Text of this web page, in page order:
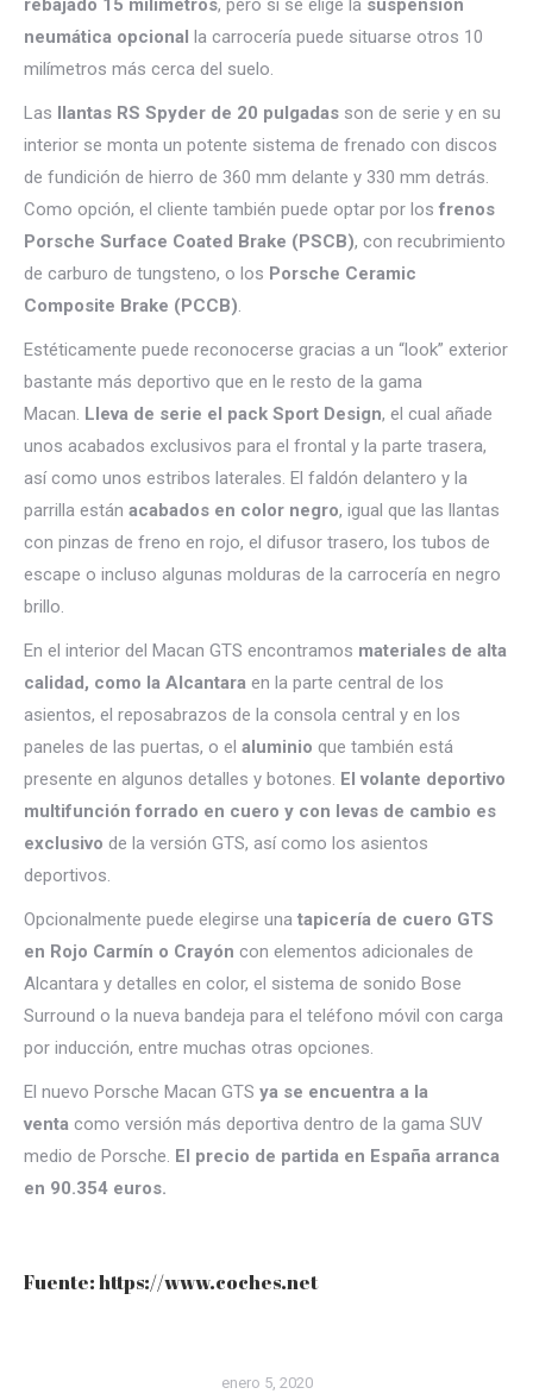
rebajado 15 milímetros, pero si se elige la suspensión
neumática opcional la carrocería puede situarse otros 10
milímetros más cerca del suelo.
Las llantas RS Spyder de 20 pulgadas son de serie y en su
interior se monta un potente sistema de frenado con discos
de fundición de hierro de 360 mm delante y 330 mm detrás.
Como opción, el cliente también puede optar por los frenos
Porsche Surface Coated Brake (PSCB), con recubrimiento
de carburo de tungsteno, o los Porsche Ceramic
Composite Brake (PCCB).
Estéticamente puede reconocerse gracias a un “look” exterior
bastante más deportivo que en le resto de la gama
Macan. Lleva de serie el pack Sport Design, el cual añade
unos acabados exclusivos para el frontal y la parte trasera,
así como unos estribos laterales. El faldón delantero y la
parrilla están acabados en color negro, igual que las llantas
con pinzas de freno en rojo, el difusor trasero, los tubos de
escape o incluso algunas molduras de la carrocería en negro
brillo.
En el interior del Macan GTS encontramos materiales de alta
calidad, como la Alcantara en la parte central de los
asientos, el reposabrazos de la consola central y en los
paneles de las puertas, o el aluminio que también está
presente en algunos detalles y botones. El volante deportivo
multifunción forrado en cuero y con levas de cambio es
exclusivo de la versión GTS, así como los asientos
deportivos.
Opcionalmente puede elegirse una tapicería de cuero GTS
en Rojo Carmín o Crayón con elementos adicionales de
Alcantara y detalles en color, el sistema de sonido Bose
Surround o la nueva bandeja para el teléfono móvil con carga
por inducción, entre muchas otras opciones.
El nuevo Porsche Macan GTS ya se encuentra a la
venta como versión más deportiva dentro de la gama SUV
medio de Porsche. El precio de partida en España arranca
en 90.354 euros.
Fuente: https://www.coches.net
enero 5, 2020